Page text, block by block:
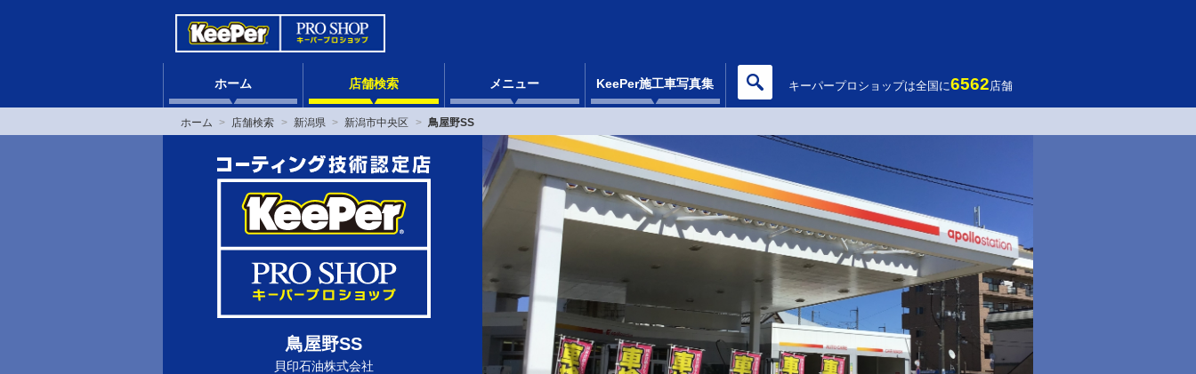
ホーム 店舗検索 メニュー KeePer施工車写真集 キーパープロショップは全国に6562店舗
ホーム 店舗検索 新潟県 新潟市中央区 鳥屋野SS
鳥屋野SS
貝印石油株式会社